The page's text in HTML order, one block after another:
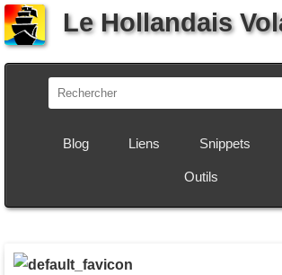
Le Hollandais
Blog Liens Snippets
Outils